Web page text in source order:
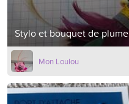
Stylo et bouquet de plume
Mon Loulou